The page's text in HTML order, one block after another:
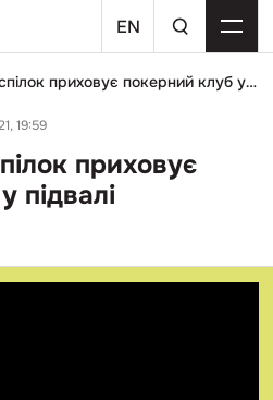
EN
Будинок профспілок приховує покерний клуб у підвалі
19:59
приховує
підвалі